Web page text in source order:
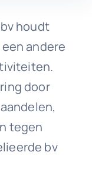
houdt
andere
door
tegen
bv